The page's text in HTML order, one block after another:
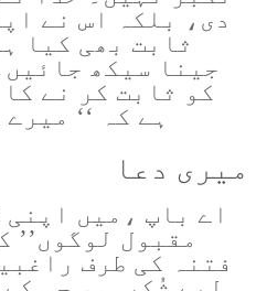
دی، بلکہ اس نے
ثابت بھی کیا
جینا سیکھ
کو ثابت کر نے
ہے کہ ‘‘ میرے
میری دعا
اے باپ ،میں
مقبول لوگوں’’
فتنہ کی طرف